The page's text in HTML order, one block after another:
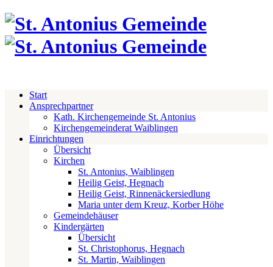
Start
Ansprechpartner
Kath. Kirchengemeinde St. Antonius
Kirchengemeinderat Waiblingen
Einrichtungen
Übersicht
Kirchen
St. Antonius, Waiblingen
Heilig Geist, Hegnach
Heilig Geist, Rinnenäckersiedlung
Maria unter dem Kreuz, Korber Höhe
Gemeindehäuser
Kindergärten
Übersicht
St. Christophorus, Hegnach
St. Martin, Waiblingen